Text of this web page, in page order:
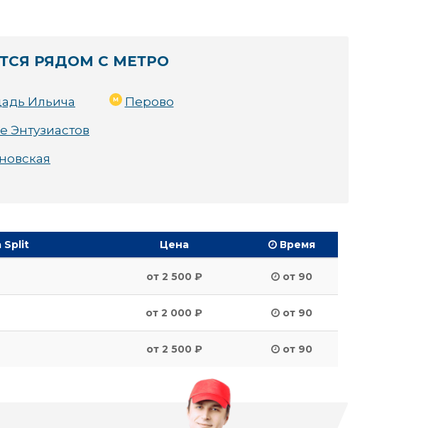
РЯДОМ С МЕТРО
Ильича
Энтузиастов
Перово
Split
Цена Время
от 2 500 ₽ от 90
от 2 000 ₽ от 90
от 2 500 ₽ от 90